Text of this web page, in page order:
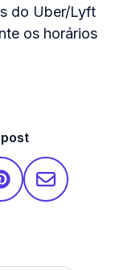
do Uber/Lyft
os horários